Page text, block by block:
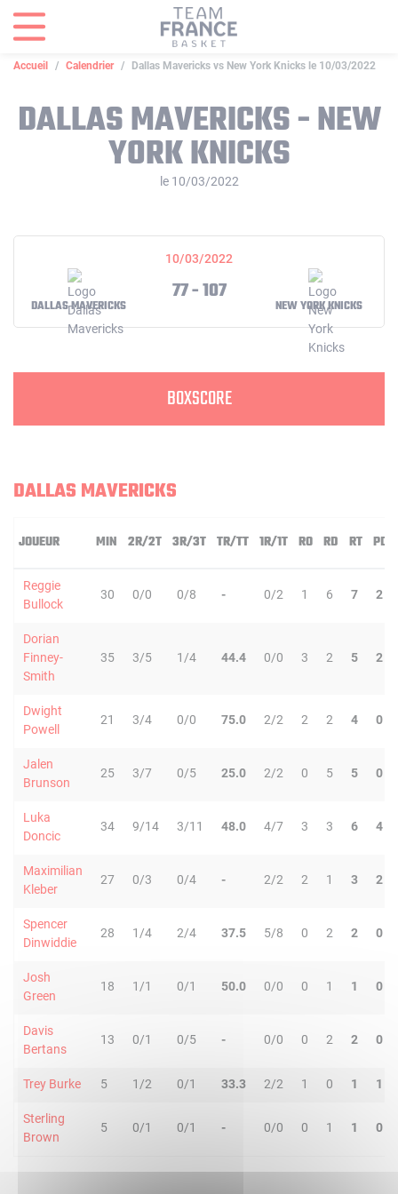
Accueil Calendrier Dallas Mavericks vs New York Knicks le 10/03/2022
DALLAS MAVERICKS - NEW
YORK KNICKS
le 10/03/2022
10/03/2022
DALLAS MAVERICKS
77 - 107
NEW YORK KNICKS
BOXSCORE
DALLAS MAVERICKS
JOUEUR MIN 2R/2T 3R/3T TR/TT 1R/1T RO RD RT PD
Reggie
Bullock
30 0/0 0/8 - 0/2 1 6 7 2
Dorian
Finney-
Smith
35 3/5 1/4 44.4 0/0 3 2 5 2
Dwight
Powell
21 3/4 0/0 75.0 2/2 2 2 4 0
Jalen
Brunson
25 3/7 0/5 25.0 2/2 0 5 5 0
Luka
Doncic
34 9/14 3/11 48.0 4/7 3 3 6 4
Maximilian
Kleber
27 0/3 0/4 - 2/2 2 1 3 2
Spencer
Dinwiddie
28 1/4 2/4 37.5 5/8 0 2 2 0
Josh
Green
18 1/1 0/1 50.0 0/0 0 1 1 0
Davis
Bertans
13 0/1 0/5 - 0/0 0 2 2 0
Trey Burke 5 1/2 0/1 33.3 2/2 1 0 1 1
Sterling
Brown
5 0/1 0/1 - 0/0 0 1 1 0
Panneau de gestion des cookies